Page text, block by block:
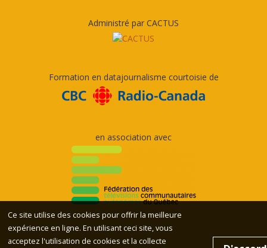
Administré par CACTUS
Formation en datajournalisme courtoisie de
en association avec
Ce site utilise des cookies pour offrir la meilleure
expérience en ligne. En utilisant ceci site, vous
acceptez l'utilisation de cookies et la collecte